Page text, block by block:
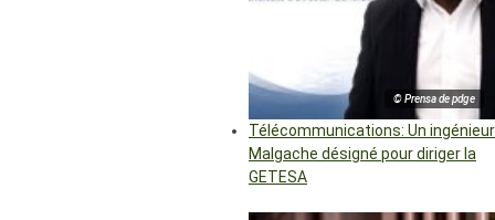
© Prensa de pdge
Télécommunications: Un ingénieur
Malgache désigné pour diriger la
GETESA